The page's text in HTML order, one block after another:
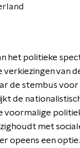
het politieke
van
de stembus
de
voormalige
met
opeens een